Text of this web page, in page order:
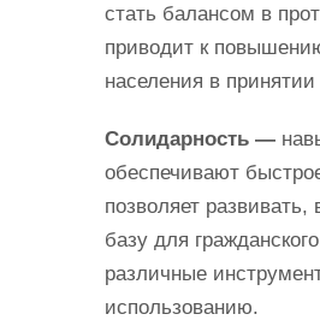
стать балансом в
приводит к
населения в
Солидарность —
обеспечивают
позволяет
базу для
различные
использованию.